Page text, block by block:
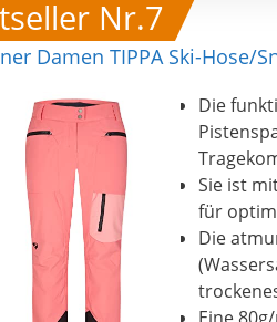
Nr.7
Damen TIPPA Ski-Hose/
Die
Sie ist
für
Die